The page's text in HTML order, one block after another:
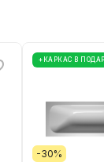
+КАРКАС В
-30%